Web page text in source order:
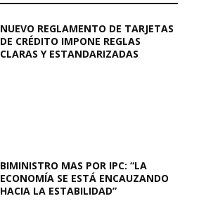
NUEVO REGLAMENTO DE TARJETAS
DE CRÉDITO IMPONE REGLAS
CLARAS Y ESTANDARIZADAS
BIMINISTRO MAS POR IPC: “LA
ECONOMÍA SE ESTÁ ENCAUZANDO
HACIA LA ESTABILIDAD”